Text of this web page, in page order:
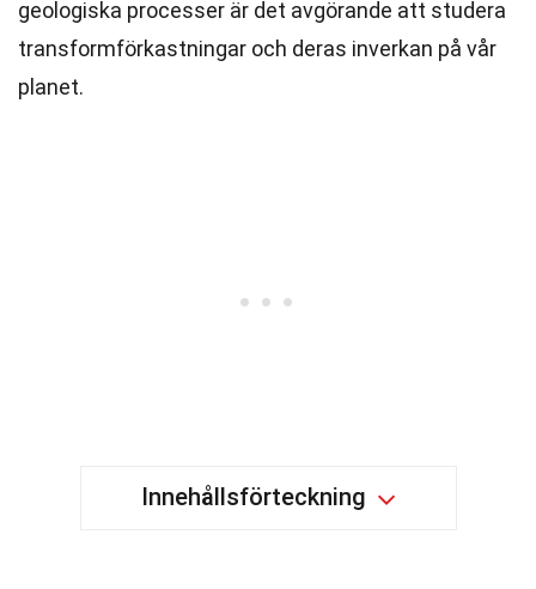
geologiska processer är det avgörande att studera
transformförkastningar och deras inverkan på vår
planet.
Innehållsförteckning